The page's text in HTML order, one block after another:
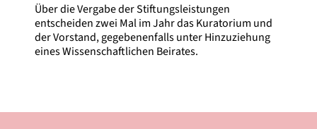
Über die Vergabe der Stiftungsleistungen
entscheiden zwei Mal im Jahr das Kuratorium und
der Vorstand, gegebenenfalls unter Hinzuziehung
eines Wissenschaftlichen Beirates.